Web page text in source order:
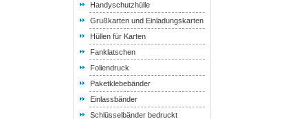
Handyschutzhülle
Grußkarten und Einladungskarten
Hüllen für Karten
Fanklatschen
Foliendruck
Paketklebebänder
Einlassbänder
Schlüsselbänder bedruckt